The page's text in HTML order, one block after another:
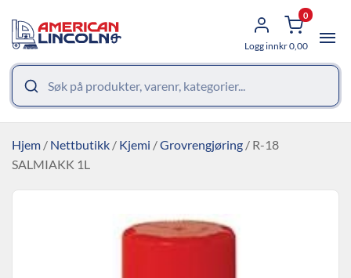
Logg inn
0
kr0,00
Hjem / Nettbutikk / Kjemi /Grovrengjøring / R-18
SALMIAKK 1L